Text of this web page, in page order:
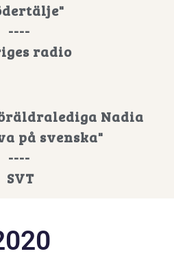
----
radio
Nadia
på svenska"
----
SVT